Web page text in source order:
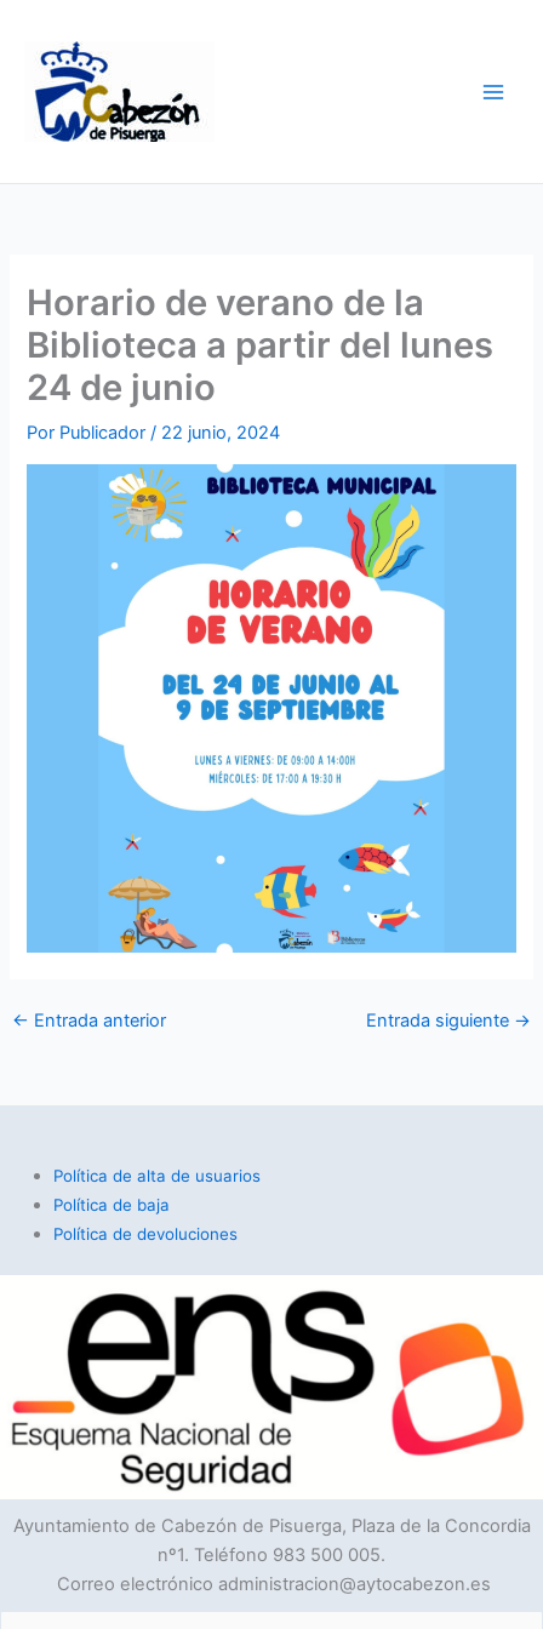
contenido
Horario de verano de la
Biblioteca a partir del lunes
24 de junio
Por Publicador/ 22 junio, 2024
← Entrada anterior Entrada siguiente →
Política de alta de usuarios
Política de baja
Política de devoluciones
Ayuntamiento de Cabezón de Pisuerga, Plaza de la Concordia
nº1. Teléfono 983 500 005.
Correo electrónico administracion@aytocabezon.es